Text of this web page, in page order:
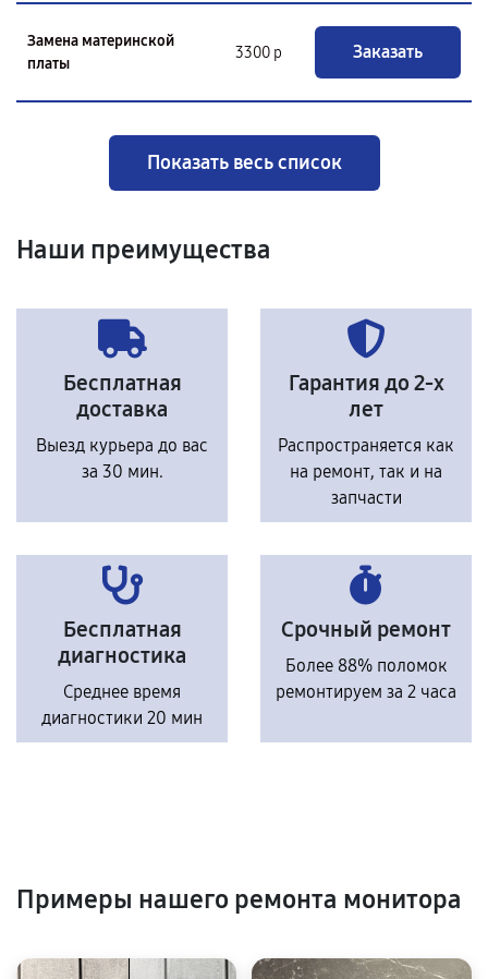
Замена материнской
платы
3300 р Заказать
Показать весь список
Наши преимущества
Бесплатная
доставка
Выезд курьера до вас
за 30 мин.
Гарантия до 2-х
лет
Распространяется как
на ремонт, так и на
запчасти
Бесплатная
диагностика
Среднее время
диагностики 20 мин
Срочный ремонт
Более 88% поломок
ремонтируем за 2 часа
Примеры нашего ремонта монитора